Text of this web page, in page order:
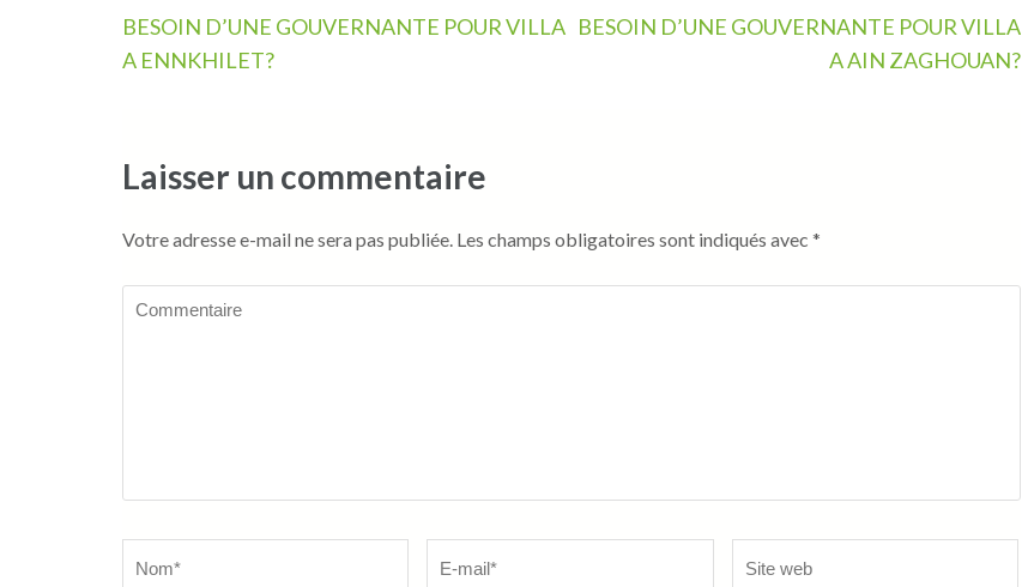
Navigation
de
BESOIN D’UNE GOUVERNANTE POUR VILLA
A ENNKHILET?
BESOIN D’UNE GOUVERNANTE POUR VILLA
A AIN ZAGHOUAN?
Laisser un commentaire
Votre adresse e-mail ne sera pas publiée. Les champs obligatoires sont indiqués avec *
Commentaire